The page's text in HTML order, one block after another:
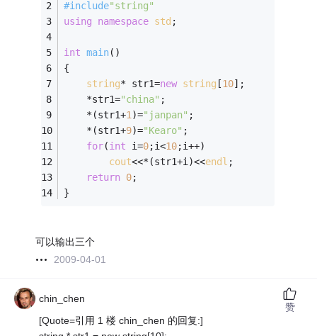
#include"string"
using
namespace std ;
int main()
{
string* str1=new string [10];
	*str1=
"china" ;
	*(str1+
1 )="janpan" ;
	*(str1+
9)="Kearo" ;
for(int i=0;i<10;i++)
cout<<*(str1+i)<<endl ;
return 0;
}
可以输出三个
2009-04-01
chin_chen
[Quote=引用 1 楼 chin_chen 的回复:]
赞